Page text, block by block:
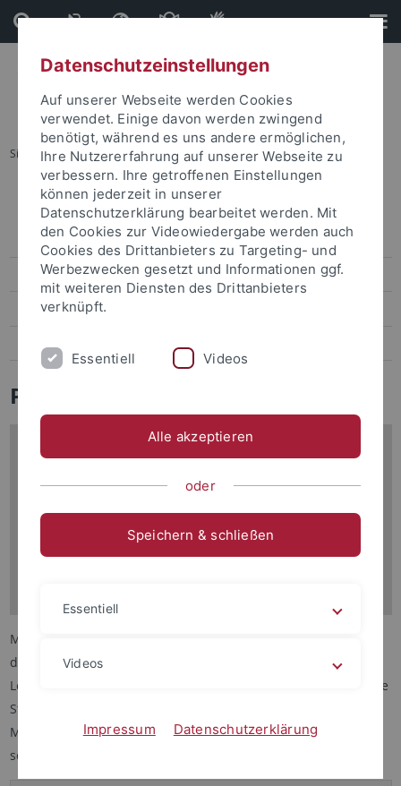
Direkt
zum
Inhalt
Direkt
zur
Fußleiste
Sie sind hier: Startseite ... Projektaufbau und -struktur
Projekt "Erfolgreich studieren in Tübingen" (ESIT)
Projektaufbau und -struktur
Teilprojekte und Ansprechpersonen
Veranstaltungen
Projektaufbau und -struktur
Mit dem Projekt „ESIT – Erfolgreich studieren in Tübingen“ hat
die Universität Tübingen erfolgreich eine neue Kultur des
Lehrens und Lernens etablieren können, von der Lehrende wie
Studierende gleichermaßen profitieren. ESIT umfasst vier
Maßnahmenlinien, die den gesamten „student life cycle“ und
somit alle Bereiche in Studium und Lehre betreffen.
Datenschutzeinstellungen
Auf unserer Webseite werden Cookies
verwendet. Einige davon werden zwingend
benötigt, während es uns andere ermöglichen,
Ihre Nutzererfahrung auf unserer Webseite zu
verbessern. Ihre getroffenen Einstellungen
können jederzeit in unserer
Datenschutzerklärung bearbeitet werden. Mit
den Cookies zur Videowiedergabe werden auch
Cookies des Drittanbieters zu Targeting- und
Werbezwecken gesetzt und Informationen ggf.
mit weiteren Diensten des Drittanbieters
verknüpft.
Essentiell Videos
Alle akzeptieren
oder
Speichern & schließen
Essentiell
Videos
Impressum Datenschutzerklärung